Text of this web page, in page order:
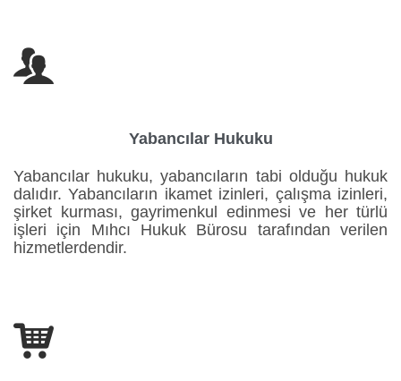

Yabancılar Hukuku
Yabancılar hukuku, yabancıların tabi olduğu hukuk
dalıdır. Yabancıların ikamet izinleri, çalışma izinleri,
şirket kurması, gayrimenkul edinmesi ve her türlü
işleri için Mıhcı Hukuk Bürosu tarafından verilen
hizmetlerdendir.
